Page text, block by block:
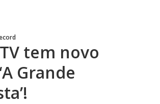
tem novo
Grande